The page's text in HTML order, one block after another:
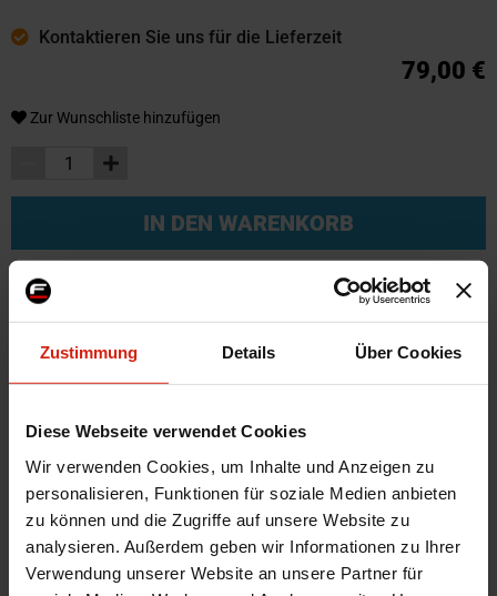
Zustimmung Details Über Cookies
Diese Webseite verwendet Cookies
Wir verwenden Cookies, um Inhalte und Anzeigen zu
personalisieren, Funktionen für soziale Medien anbieten
zu können und die Zugriffe auf unsere Website zu
analysieren. Außerdem geben wir Informationen zu Ihrer
Verwendung unserer Website an unsere Partner für
Kontaktieren Sie uns für die Lieferzeit
79,00 €
Zur Wunschliste hinzufügen
IN DEN WARENKORB
Weitere Informationen
Nein
Universal
Ja
Version
5V
Technische Daten
Only for V2, V3!